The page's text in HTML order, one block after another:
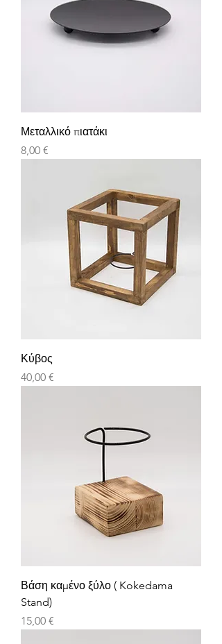
Μεταλλικό πιατάκι
Τιμή
8,00 €
Κύβος
Τιμή
40,00 €
Βάση καμένο ξύλο ( Kokedama
Stand)
Τιμή
15,00 €